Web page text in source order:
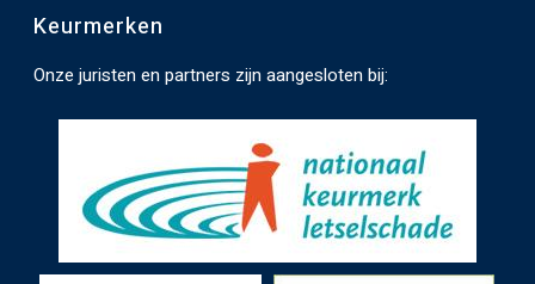
e
.
Keurmerken
Onze juristen en partners zijn aangesloten bij: